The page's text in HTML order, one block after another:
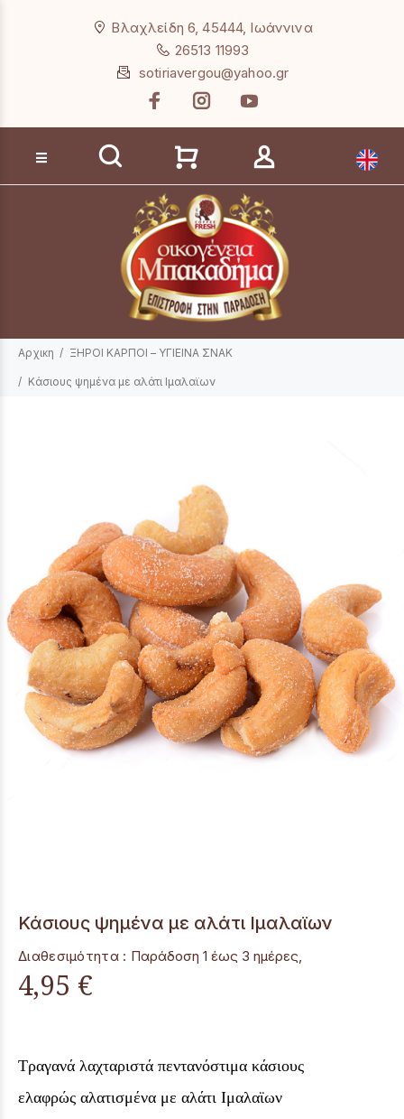
Βλαχλείδη 6, 45444, Ιωάννινα
26513 11993
sotiriavergou@yahoo.gr
Αναζήτηση προϊόντων
Αρχικη ΞΗΡΟΙ ΚΑΡΠΟΙ – ΥΓΙΕΙΝΑ ΣΝΑΚ
Κάσιους ψημένα με αλάτι Ιμαλαϊων
Κάσιους ψημένα με αλάτι Ιμαλαϊων
Διαθεσιμότητα : Παράδoση 1 έως 3 ημέρες,
4,95 €
Τραγανά λαχταριστά πεντανόστιμα κάσιους
ελαφρώς αλατισμένα με αλάτι Ιμαλαϊων